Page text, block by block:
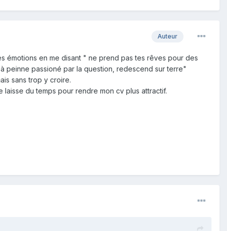
Auteur
émotions en me disant " ne prend pas tes rêves pour des
peinne passioné par la question, redescend sur terre"
sans trop y croire.
laisse du temps pour rendre mon cv plus attractif.